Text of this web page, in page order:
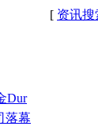
[ 资讯搜
Dur
落幕